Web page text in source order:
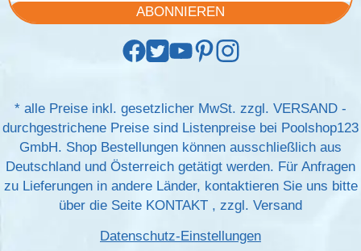
ABONNIEREN
* alle Preise inkl. gesetzlicher MwSt. zzgl. VERSAND -
durchgestrichene Preise sind Listenpreise bei Poolshop123
GmbH. Shop Bestellungen können ausschließlich aus
Deutschland und Österreich getätigt werden. Für Anfragen
zu Lieferungen in andere Länder, kontaktieren Sie uns bitte
über die Seite KONTAKT , zzgl. Versand
Datenschutz-Einstellungen